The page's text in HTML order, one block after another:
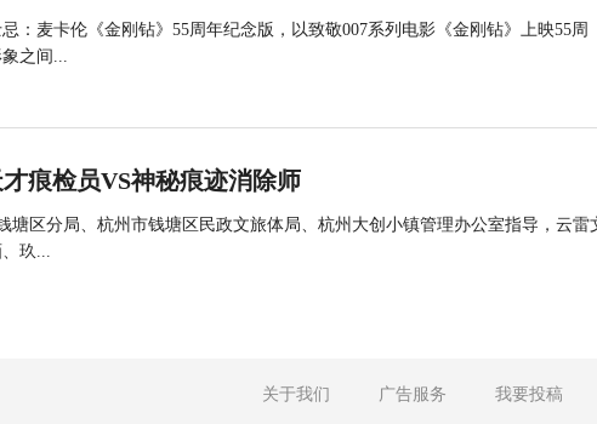
：麦卡伦《金刚钻》55周年纪念版，以致敬007系列电影《金刚钻》上映55周
之间...
痕检员VS神秘痕迹消除师
塘区分局、杭州市钱塘区民政文旅体局、杭州大创小镇管理办公室指导，云雷
玖...
关于我们 广告服务 我要投稿